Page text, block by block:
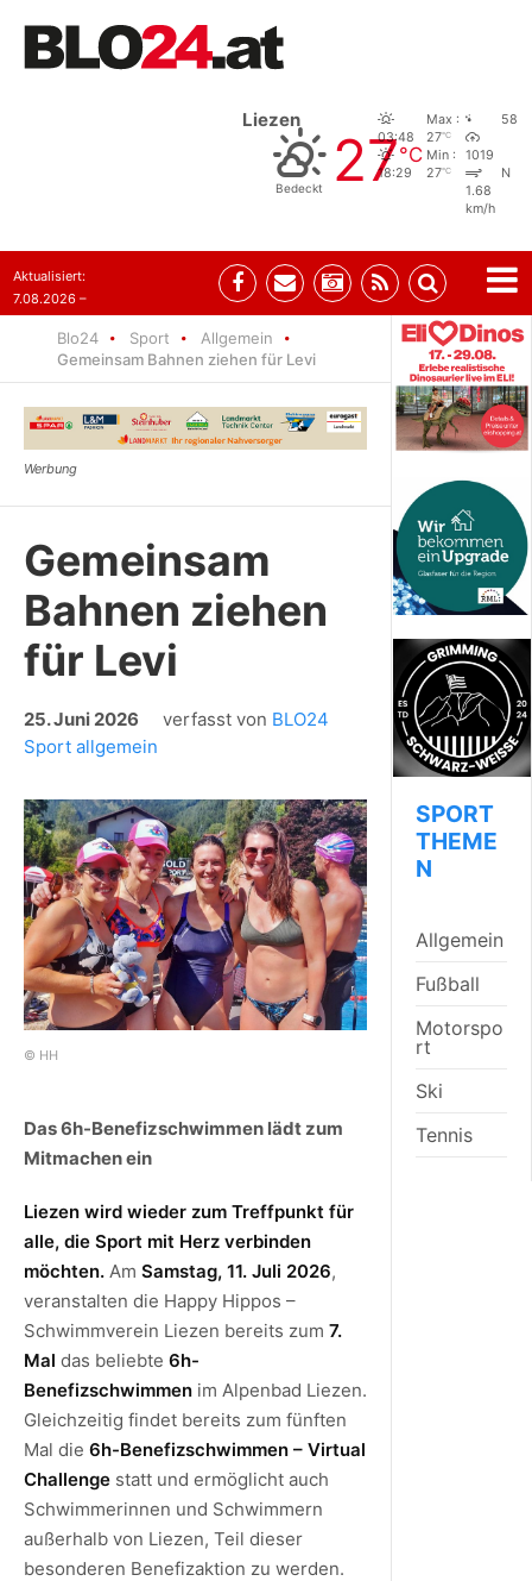
Liezen
Bedeckt 27°C
03:48
18:29
Max :
27°C
Min :
27°C
58
1019
N
1.68
km/h
Aktualisiert:
7.08.2026 –
Blo24 Sport
Allgemein
Gemeinsam Bahnen ziehen für Levi
Gemeinsam
Bahnen ziehen
für Levi
25. Juni 2026 verfasst von BLO24
Sport allgemein
© HH
Das 6h-Benefizschwimmen lädt zum
Mitmachen ein
Liezen wird wieder zum Treffpunkt für
alle, die Sport mit Herz verbinden
möchten. Am Samstag, 11. Juli 2026,
veranstalten die Happy Hippos –
Schwimmverein Liezen bereits zum 7.
Mal das beliebte 6h-
Benefizschwimmen im Alpenbad Liezen.
Gleichzeitig findet bereits zum fünften
Mal die 6h-Benefizschwimmen – Virtual
Challenge statt und ermöglicht auch
Schwimmerinnen und Schwimmern
außerhalb von Liezen, Teil dieser
besonderen Benefizaktion zu werden.
SPORT
THEME
N
Allgemein
Fußball
Motorspo
rt
Ski
Tennis